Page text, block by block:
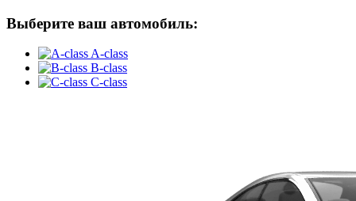
Выберите ваш автомобиль:
A-class
B-class
C-class